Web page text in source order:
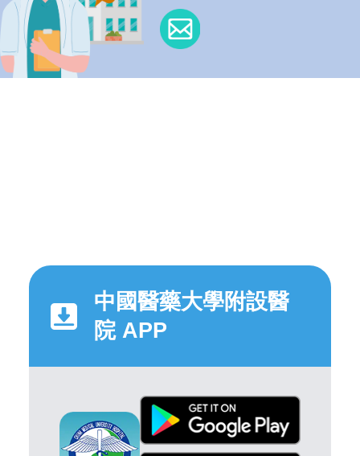
中國醫藥大學附設醫
院 APP